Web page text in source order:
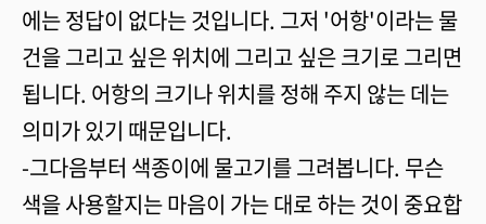
에는 정답이 없다는 것입니다. 그저 '어항'이라는 물
건을 그리고 싶은 위치에 그리고 싶은 크기로 그리면
됩니다. 어항의 크기나 위치를 정해 주지 않는 데는
의미가 있기 때문입니다.
-그다음부터 색종이에 물고기를 그려봅니다. 무슨
색을 사용할지는 마음이 가는 대로 하는 것이 중요합